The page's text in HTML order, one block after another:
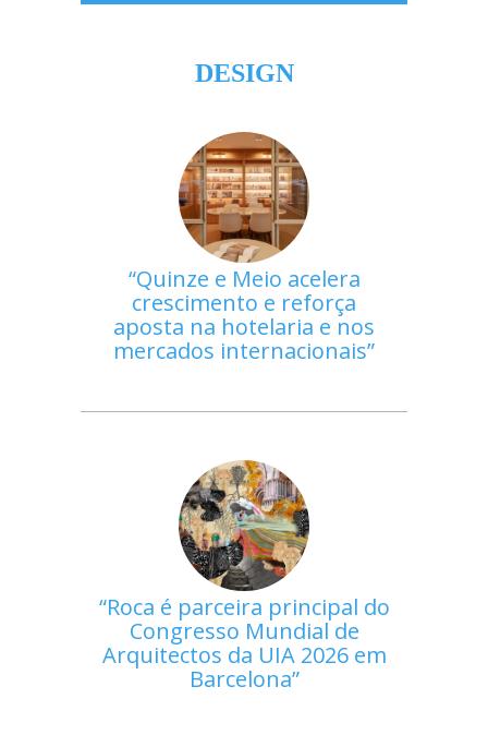
DESIGN
Quinze e Meio acelera
crescimento e reforça
aposta na hotelaria e nos
mercados internacionais
Roca é parceira principal do
Congresso Mundial de
Arquitectos da UIA 2026 em
Barcelona